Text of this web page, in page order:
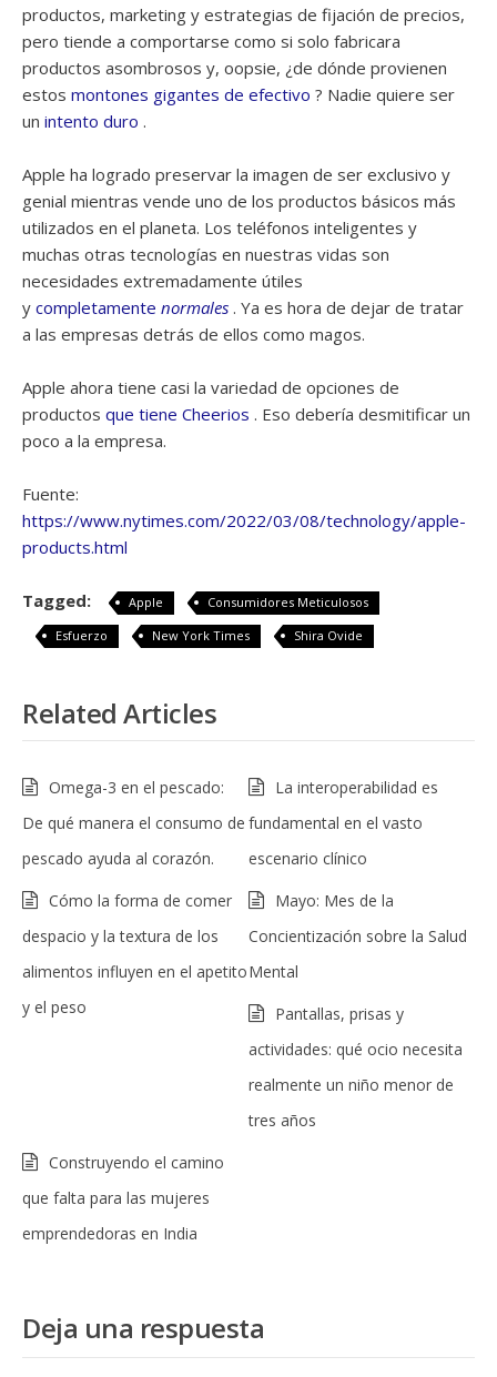
productos, marketing y estrategias de fijación de precios,
pero tiende a comportarse como si solo fabricara
productos asombrosos y, oopsie, ¿de dónde provienen
estos montones gigantes de efectivo ? Nadie quiere ser
un intento duro .
Apple ha logrado preservar la imagen de ser exclusivo y
genial mientras vende uno de los productos básicos más
utilizados en el planeta. Los teléfonos inteligentes y
muchas otras tecnologías en nuestras vidas son
necesidades extremadamente útiles
y completamente normales . Ya es hora de dejar de tratar
a las empresas detrás de ellos como magos.
Apple ahora tiene casi la variedad de opciones de
productos que tiene Cheerios . Eso debería desmitificar un
poco a la empresa.
Fuente:
https://www.nytimes.com/2022/03/08/technology/apple-
products.html
Tagged: Apple
Consumidores Meticulosos
Esfuerzo
New York Times Shira Ovide
Related Articles
Omega-3 en el pescado:
De qué manera el consumo de
pescado ayuda al corazón.
La interoperabilidad es
fundamental en el vasto
escenario clínico
Cómo la forma de comer
despacio y la textura de los
alimentos influyen en el apetito
y el peso
Mayo: Mes de la
Concientización sobre la Salud
Mental
Pantallas, prisas y
actividades: qué ocio necesita
realmente un niño menor de
tres años
Construyendo el camino
que falta para las mujeres
emprendedoras en India
Deja una respuesta